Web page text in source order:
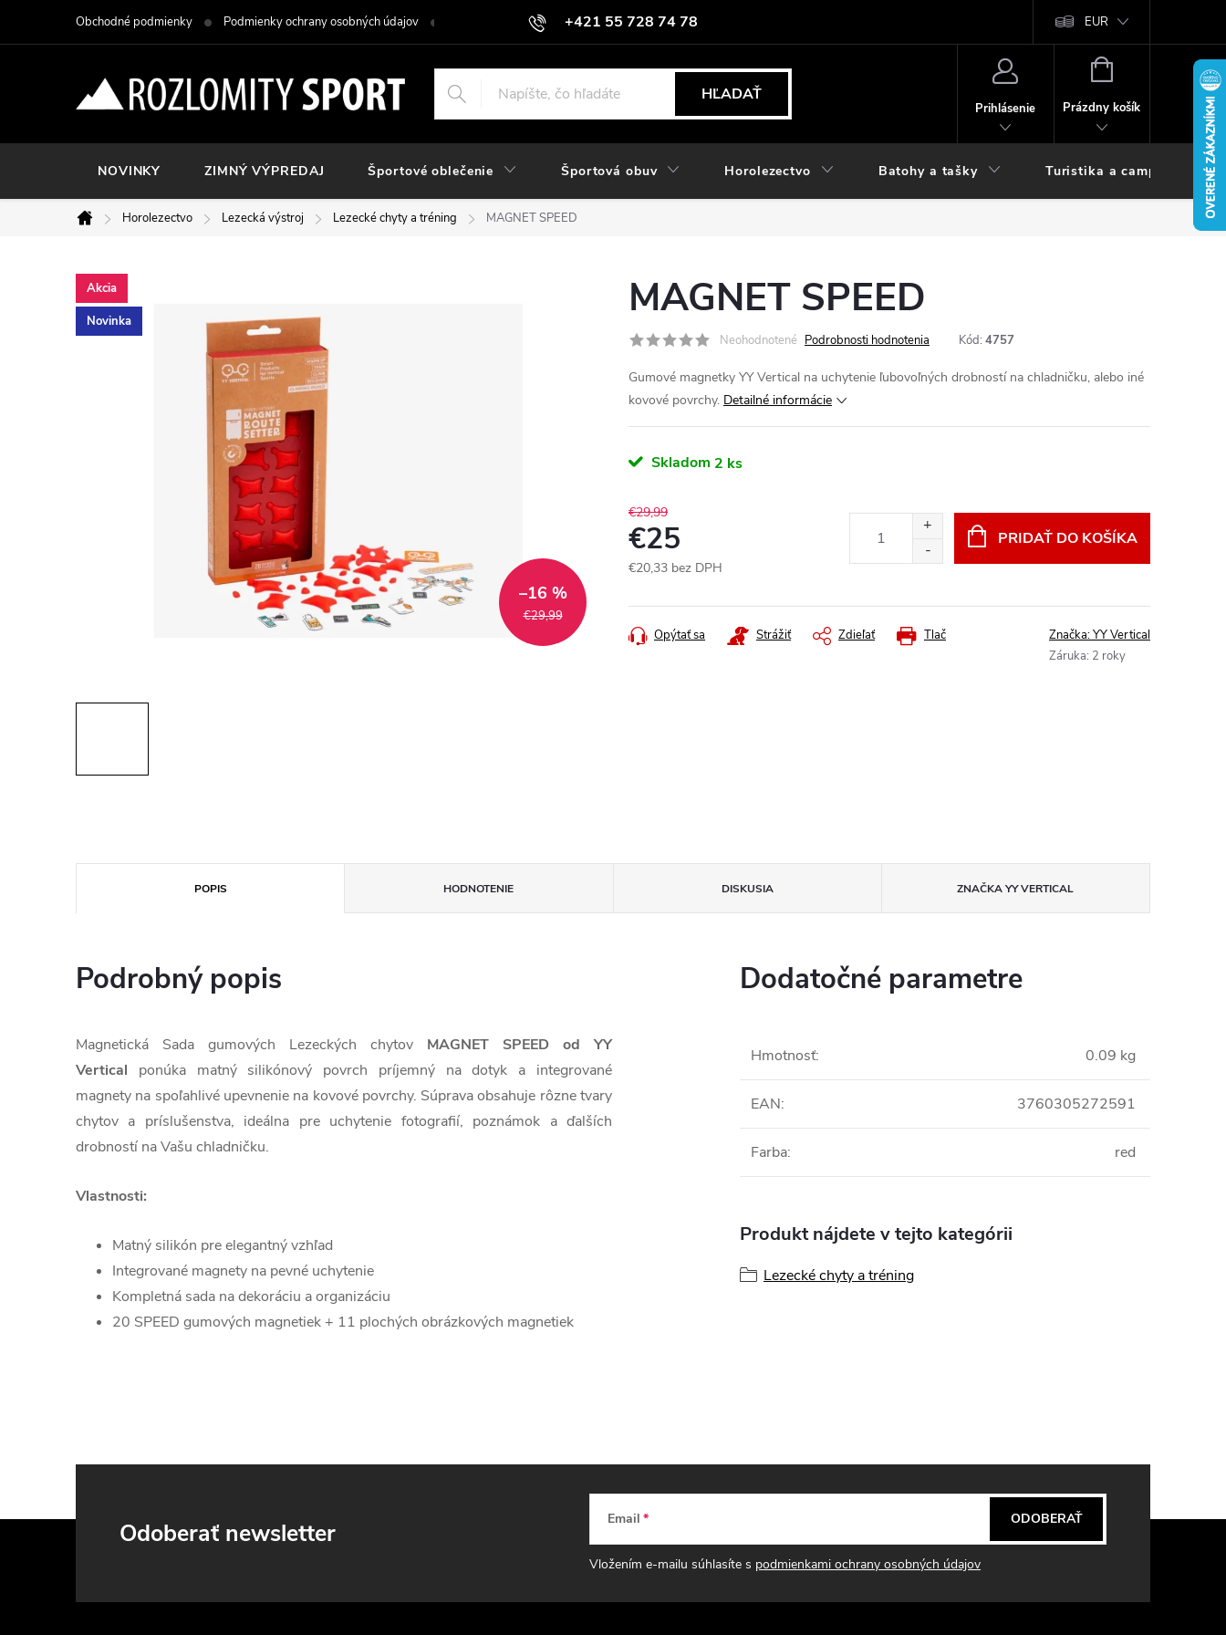
+421 55 728 74 78
objednavky@rozlomitysport.sk
Obchodné podmienky Podmienky ochrany osobných údajov Kontakt Hodnotenie obchodu EUR
HĽADAŤ
Prihlásenie
NÁKUPNÝ
Prázdny košík
NOVINKY ZIMNÝ VÝPREDAJ Športové oblečenie Športová obuv Horolezectvo Batohy a tašky Turistika a camping
Domov
Horolezectvo Lezecká výstroj Lezecké chyty a tréning MAGNET SPEED
Akcia
Novinka
€29,99
–16 %
MAGNET SPEED
Neohodnotené Podrobnosti hodnotenia Kód: 4757
Gumové magnetky YY Vertical na uchytenie ľubovoľných drobností na chladničku, alebo iné
kovové povrchy. Detailné informácie
Skladom 2 ks
€29,99
€25
€20,33 bez DPH
cena:
PRIDAŤ DO KOŠÍKA
Tlač
Opýtať sa Strážiť Zdieľať Značka:YY Vertical
Záruka: 2 roky
POPIS HODNOTENIE DISKUSIA ZNAČKAYY VERTICAL
Podrobný popis
Magnetická Sada gumových Lezeckých chytov MAGNET SPEED od YY
Vertical
ponúka matný silikónový povrch príjemný na dotyk a integrované
magnety na spoľahlivé upevnenie na kovové povrchy. Súprava obsahuje rôzne tvary
chytov a príslušenstva, ideálna pre uchytenie fotografií, poznámok a ďalších
drobností na Vašu chladničku.
Vlastnosti:
Matný silikón pre elegantný vzhľad
Integrované magnety na pevné uchytenie
Kompletná sada na dekoráciu a organizáciu
20 SPEED gumových magnetiek + 11 plochých obrázkových magnetiek
Dodatočné parametre
Hmotnosť: 0.09 kg
EAN: 3760305272591
Farba: red
Produkt nájdete v tejto kategórii
Lezecké chyty a tréning
Odoberať newsletter Email
Vložením e-mailu súhlasíte s podmienkami ochrany osobných údajov
ODOBERAŤ